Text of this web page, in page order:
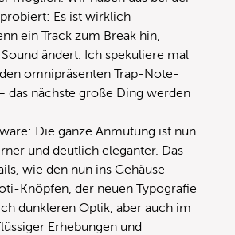
Es ist wirklich
ein Track zum Break hin,
ändert. Ich spekuliere mal
omnipräsenten Trap-Note-
das nächste große Ding werden
Die ganze Anmutung ist nun
und deutlich eleganter. Das
wie den nun ins Gehäuse
Knöpfen, der neuen Typografie
dunkleren Optik, aber auch im
Erhebungen und